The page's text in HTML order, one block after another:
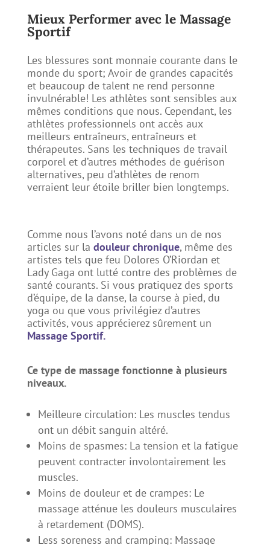
Mieux Performer avec le Massage
Sportif
​Les blessures sont monnaie courante dans le
monde du sport; Avoir de grandes capacités
et beaucoup de talent ne rend personne
invulnérable! Les athlètes sont sensibles aux
mêmes conditions que nous. Cependant, les
athlètes professionnels ont accès aux
meilleurs entraîneurs, entraîneurs et
thérapeutes. Sans les techniques de travail
corporel et d’autres méthodes de guérison
alternatives, peu d’athlètes de renom
verraient leur étoile briller bien longtemps.
Comme nous l’avons noté dans un de nos
articles sur la douleur chronique, même des
artistes tels que feu Dolores O’Riordan et
Lady Gaga ont lutté contre des problèmes de
santé courants. Si vous pratiquez des sports
d’équipe, de la danse, la course à pied, du
yoga ou que vous privilégiez d’autres
activités, vous apprécierez sûrement un
Massage Sportif.
Ce type de massage fonctionne à plusieurs
niveaux.
Meilleure circulation: Les muscles tendus
ont un débit sanguin altéré.
Moins de spasmes: La tension et la fatigue
peuvent contracter involontairement les
muscles.
Moins de douleur et de crampes: Le
massage atténue les douleurs musculaires
à retardement (DOMS).
​Less soreness and cramping:​ ​Massage